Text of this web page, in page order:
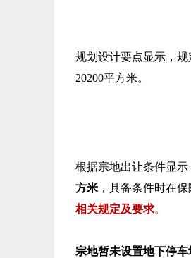
规划设计要点显示，
20200平方米。
根据宗地出让条件显示
方米 ，具备条件时在
相关规定及要求。
宗地暂未设置地下停车